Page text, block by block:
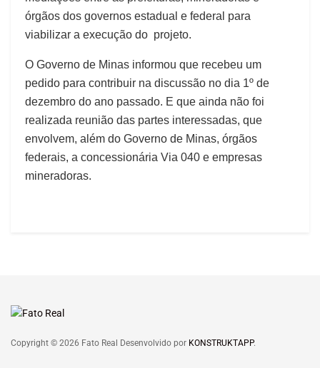
órgãos dos governos estadual e federal para
viabilizar a execução do projeto.
O Governo de Minas informou que recebeu um
pedido para contribuir na discussão no dia 1º de
dezembro do ano passado. E que ainda não foi
realizada reunião das partes interessadas, que
envolvem, além do Governo de Minas, órgãos
federais, a concessionária Via 040 e empresas
mineradoras.
Copyright © 2026 Fato Real Desenvolvido por KONSTRUKTAPP.